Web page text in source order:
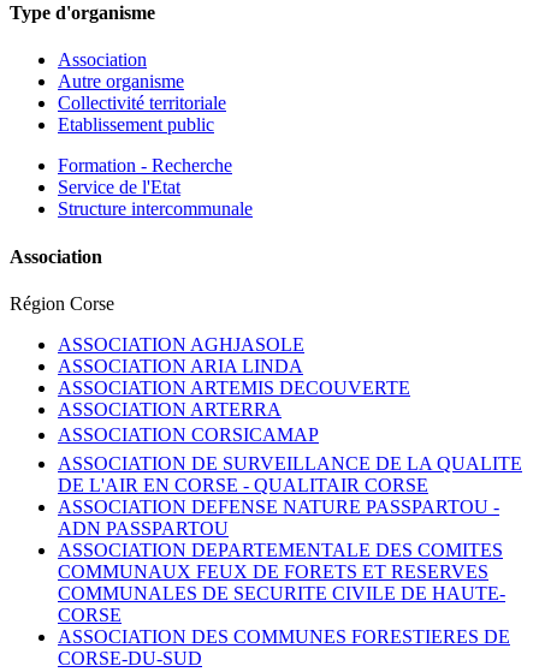
Type d'organisme
Association
Autre organisme
Collectivité territoriale
Etablissement public
Formation - Recherche
Service de l'Etat
Structure intercommunale
Association
Région Corse
ASSOCIATION AGHJASOLE
ASSOCIATION ARIA LINDA
ASSOCIATION ARTEMIS DECOUVERTE
ASSOCIATION ARTERRA
ASSOCIATION CORSICAMAP
ASSOCIATION DE SURVEILLANCE DE LA QUALITE
DE L'AIR EN CORSE - QUALITAIR CORSE
ASSOCIATION DEFENSE NATURE PASSPARTOU -
ADN PASSPARTOU
ASSOCIATION DEPARTEMENTALE DES COMITES
COMMUNAUX FEUX DE FORETS ET RESERVES
COMMUNALES DE SECURITE CIVILE DE HAUTE-
CORSE
ASSOCIATION DES COMMUNES FORESTIERES DE
CORSE-DU-SUD